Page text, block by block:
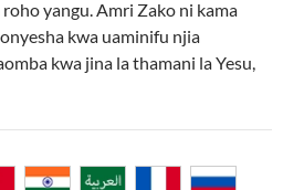
yangu. Amri Zako ni kama
kwa uaminifu njia
kwa jina la thamani la Yesu,